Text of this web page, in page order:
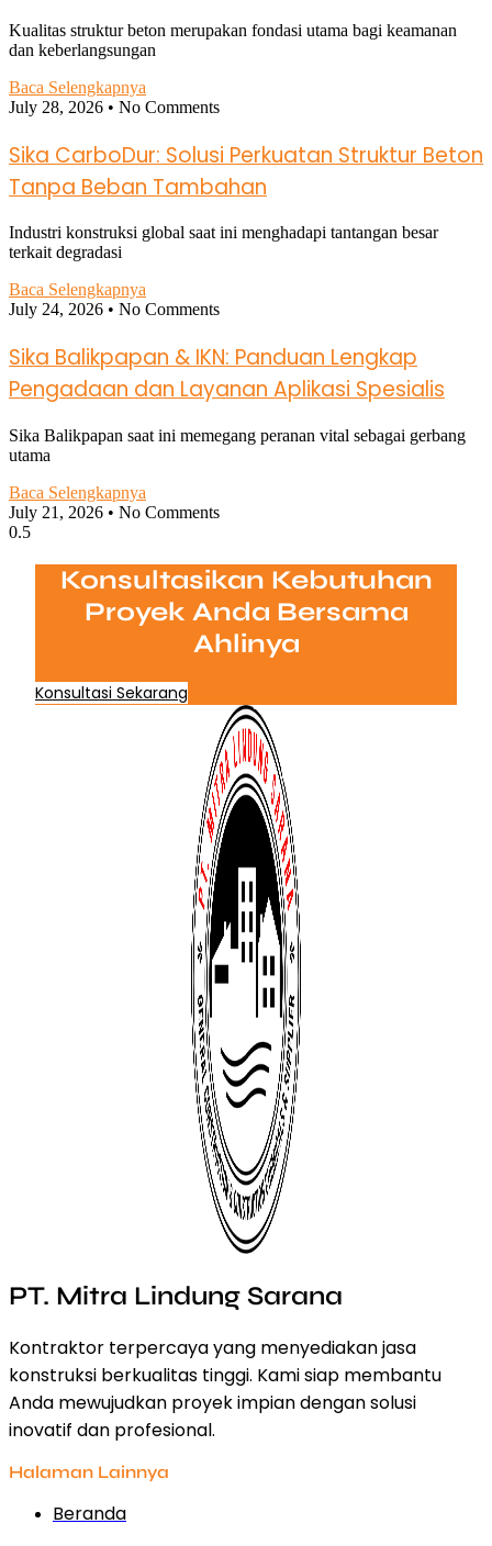
Kualitas struktur beton merupakan fondasi utama bagi keamanan
dan keberlangsungan
Baca Selengkapnya
July 28, 2026
No Comments
Sika CarboDur: Solusi Perkuatan Struktur Beton
Tanpa Beban Tambahan
Industri konstruksi global saat ini menghadapi tantangan besar
terkait degradasi
Baca Selengkapnya
July 24, 2026
No Comments
Sika Balikpapan & IKN: Panduan Lengkap
Pengadaan dan Layanan Aplikasi Spesialis
Sika Balikpapan saat ini memegang peranan vital sebagai gerbang
utama
Baca Selengkapnya
July 21, 2026
No Comments
Konsultasikan Kebutuhan
Proyek Anda Bersama
Ahlinya
Konsultasi Sekarang
PT. Mitra Lindung Sarana
Kontraktor terpercaya yang menyediakan jasa
konstruksi berkualitas tinggi. Kami siap membantu
Anda mewujudkan proyek impian dengan solusi
inovatif dan profesional.
Halaman Lainnya
Beranda